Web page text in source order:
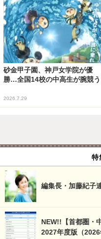
砂金甲子園、神戸女学院が優
勝…全国14校の中高生が腕競う
2026.7.29
特
編集長・加藤紀子
NEW!!【首都圏・
2027年度版（2026